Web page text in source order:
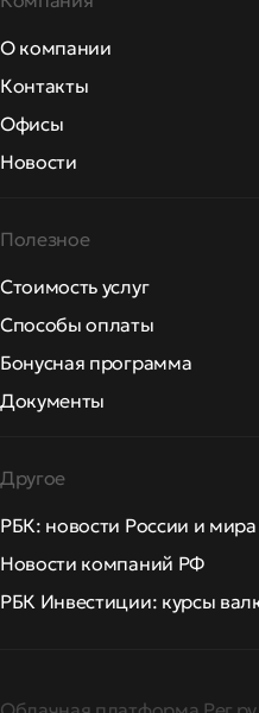
О компании
Контакты
Офисы
Новости
Полезное
Стоимость услуг
Способы оплаты
Бонусная программа
Документы
Другое
РБК: новости России и мира
Новости компаний РФ
РБК Инвестиции: курсы